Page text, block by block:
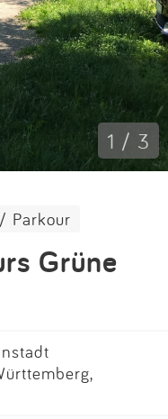
1 / 3
Parkour
Grüne